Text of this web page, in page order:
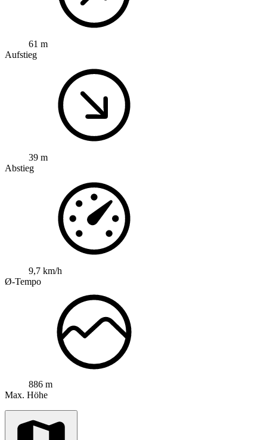
61 m
Aufstieg
39 m
Abstieg
9,7 km/h
Ø-Tempo
886 m
Max. Höhe